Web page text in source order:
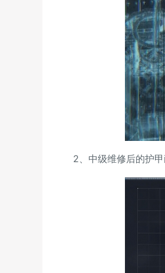
2、中级维修后的护甲